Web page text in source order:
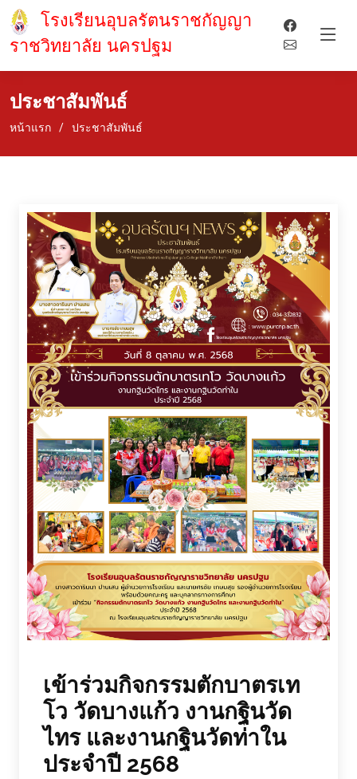
โรงเรียนอุบลรัตนราชกัญญา
ราชวิทยาลัย นครปฐม
ประชาสัมพันธ์
หน้าแรก ประชาสัมพันธ์
เข้าร่วมกิจกรรมตักบาตรเท
โว วัดบางแก้ว งานกฐินวัด
ไทร และงานกฐินวัดท่าใน
ประจำปี 2568